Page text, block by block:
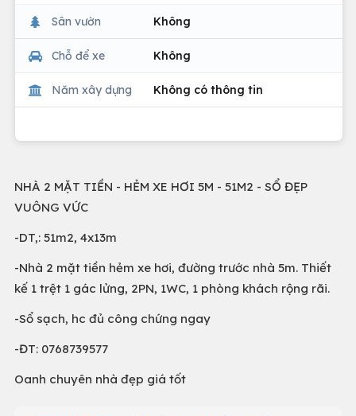
Sân vườn Không
Chỗ để xe Không
Năm xây dựng Không có thông tin
NHÀ 2 MẶT TIỀN - HẺM XE HƠI 5M - 51M2 - SỔ ĐẸP
VUÔNG VỨC
-DT,: 51m2, 4x13m
-Nhà 2 mặt tiền hẻm xe hơi, đường trước nhà 5m. Thiết
kế 1 trệt 1 gác lửng, 2PN, 1WC, 1 phòng khách rộng rãi.
-Sổ sạch, hc đủ công chứng ngay
-ĐT: 0768739577
Oanh chuyên nhà đẹp giá tốt